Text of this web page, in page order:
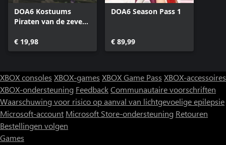
DOA6 Kostuums
Piraten van de zeven
€ 19,98
DOA6 Season Pass 1
€ 89,99
XBOX consoles XBOX-games XBOX Game Pass XBOX-accessoires
XBOX-ondersteuning FeedbackCommunautaire voorschriften
Waarschuwing voor risico op aanval van lichtgevoelige epilepsie
Microsoft-account Microsoft Store-ondersteuning Retouren
Bestellingen volgen
Games